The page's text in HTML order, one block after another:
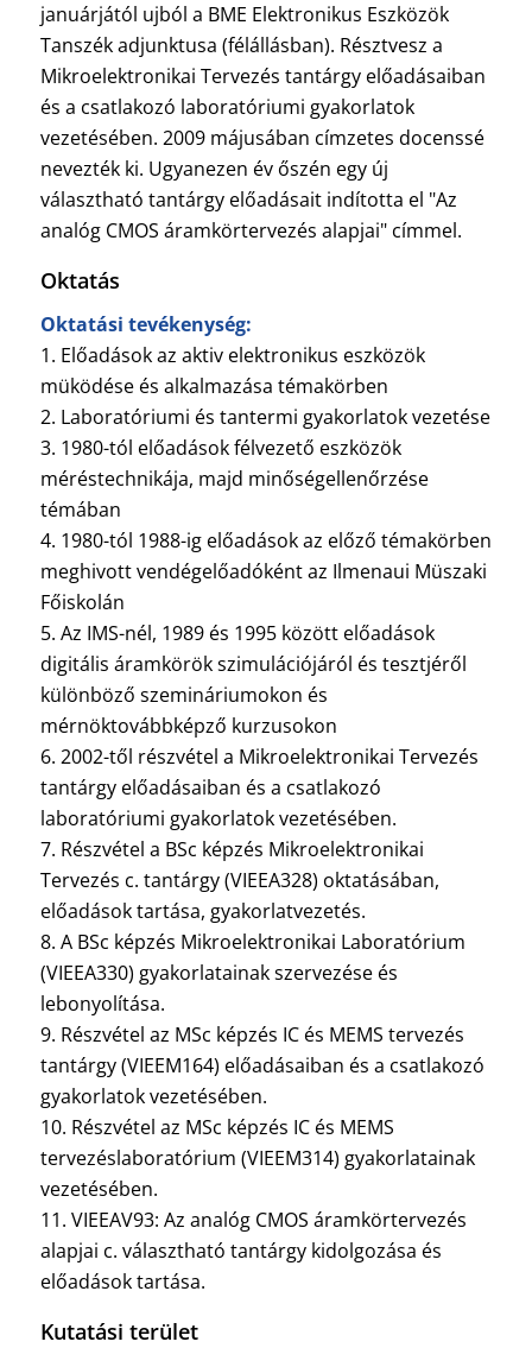
januárjától ujból a BME Elektronikus Eszközök
Tanszék adjunktusa (félállásban). Résztvesz a
Mikroelektronikai Tervezés tantárgy előadásaiban
és a csatlakozó laboratóriumi gyakorlatok
vezetésében. 2009 májusában címzetes docenssé
nevezték ki. Ugyanezen év őszén egy új
választható tantárgy előadásait indította el "Az
analóg CMOS áramkörtervezés alapjai" címmel.
Oktatás
Oktatási tevékenység:
1. Előadások az aktiv elektronikus eszközök
müködése és alkalmazása témakörben
2. Laboratóriumi és tantermi gyakorlatok vezetése
3. 1980-tól előadások félvezető eszközök
méréstechnikája, majd minőségellenőrzése
témában
4. 1980-tól 1988-ig előadások az előző témakörben
meghivott vendégelőadóként az Ilmenaui Müszaki
Főiskolán
5. Az IMS-nél, 1989 és 1995 között előadások
digitális áramkörök szimulációjáról és tesztjéről
különböző szemináriumokon és
mérnöktovábbképző kurzusokon
6. 2002-től részvétel a Mikroelektronikai Tervezés
tantárgy előadásaiban és a csatlakozó
laboratóriumi gyakorlatok vezetésében.
7. Részvétel a BSc képzés Mikroelektronikai
Tervezés c. tantárgy (VIEEA328) oktatásában,
előadások tartása, gyakorlatvezetés.
8. A BSc képzés Mikroelektronikai Laboratórium
(VIEEA330) gyakorlatainak szervezése és
lebonyolítása.
9. Részvétel az MSc képzés IC és MEMS tervezés
tantárgy (VIEEM164) előadásaiban és a csatlakozó
gyakorlatok vezetésében.
10. Részvétel az MSc képzés IC és MEMS
tervezéslaboratórium (VIEEM314) gyakorlatainak
vezetésében.
11. VIEEAV93: Az analóg CMOS áramkörtervezés
alapjai c. választható tantárgy kidolgozása és
előadások tartása.
Kutatási terület